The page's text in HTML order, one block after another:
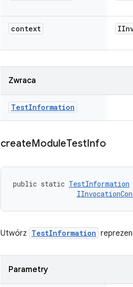
context
Zwraca
TestInformation
createModuleTestInfo
public static TestInformation
Utwórz TestInformation
Parametry